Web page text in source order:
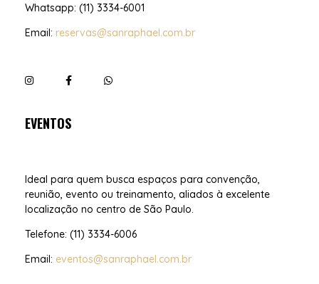
Whatsapp: (11) 3334-6001
Email: reservas@sanraphael.com.br
EVENTOS
Ideal para quem busca espaços para convenção,
reunião, evento ou treinamento, aliados à excelente
localização no centro de São Paulo.
Telefone: (11) 3334-6006
Email: eventos@sanraphael.com.br